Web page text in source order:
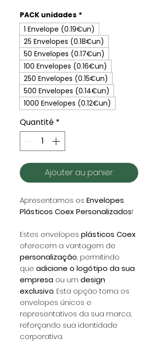
PACK unidades *
1 Envelope (0.19€un)
25 Envelopes (0.18€un)
50 Envelopes (0.17€un)
100 Envelopes (0.16€un)
250 Envelopes (0.15€un)
500 Envelopes (0.14€un)
1000 Envelopes (0.12€un)
Quantité *
Ajouter au panier
Apresentamos os Envelopes
Plásticos Coex Personalizados!
Estes envelopes plásticos Coex
oferecem a vantagem de
personalização, permitindo
que adicione o logótipo da sua
empresa ou um design
exclusivo. Esta opção torna os
envelopes únicos e
representativos da sua marca,
reforçando sua identidade
corporativa.